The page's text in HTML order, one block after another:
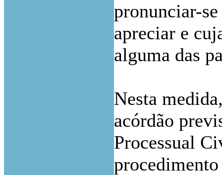
pronunciar-se
apreciar e
alguma das
Nesta
acórdão
Processual